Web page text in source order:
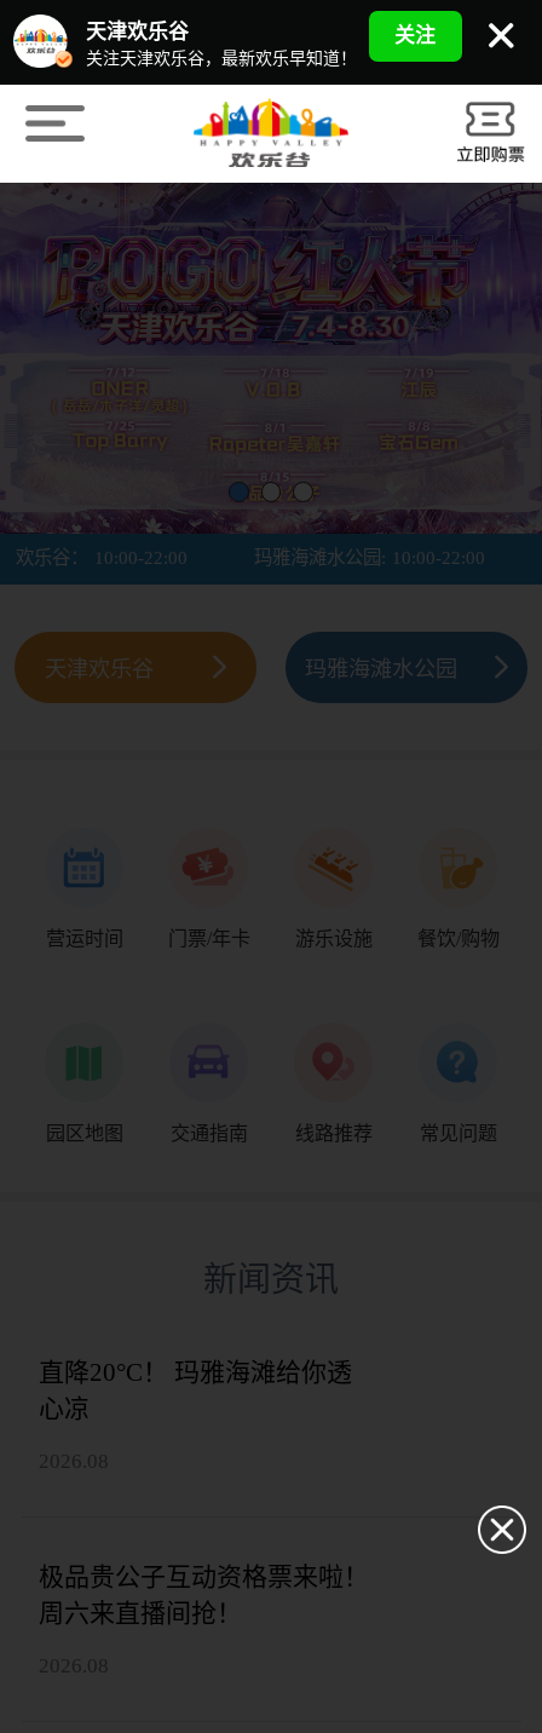
天津欢乐谷
关注天津欢乐谷，最新欢乐早知道！
关注
欢乐谷： 10:00-22:00 玛雅海滩水公园: 10:00-22:00
天津欢乐谷 玛雅海滩水公园
营运时间 门票/年卡 游乐设施 餐饮/购物
园区地图 交通指南 线路推荐 常见问题
新闻资讯
直降20°C！ 玛雅海滩给你透
心凉
2026.08
极品贵公子互动资格票来啦！
周六来直播间抢！
2026.08